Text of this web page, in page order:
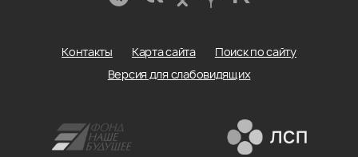
Контакты Карта сайта
Поиск по сайту
Версия для слабовидящих